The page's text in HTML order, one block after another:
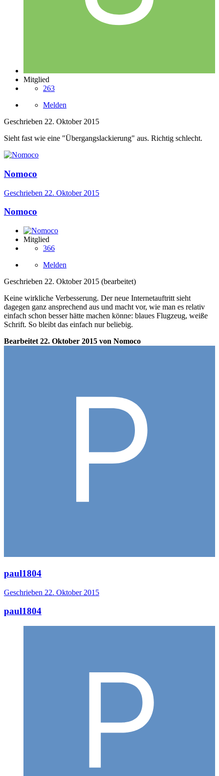
Mitglied
263
Melden
Geschrieben 22. Oktober 2015
Sieht fast wie eine "Übergangslackierung" aus. Richtig schlecht.
Nomoco
Geschrieben 22. Oktober 2015
Nomoco
Mitglied
366
Melden
Geschrieben 22. Oktober 2015 (bearbeitet)
Keine wirkliche Verbesserung. Der neue Internetauftritt sieht
dagegen ganz ansprechend aus und macht vor, wie man es relativ
einfach schon besser hätte machen könne: blaues Flugzeug, weiße
Schrift. So bleibt das einfach nur beliebig.
Bearbeitet 22. Oktober 2015 von Nomoco
paul1804
Geschrieben 22. Oktober 2015
paul1804